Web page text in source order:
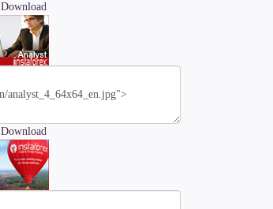
Download
Download